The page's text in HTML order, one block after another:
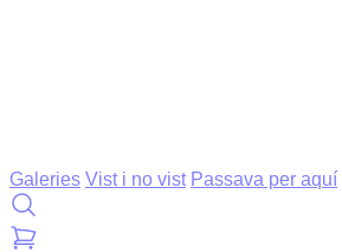
Galeries Vist i no vist Passava per aquí